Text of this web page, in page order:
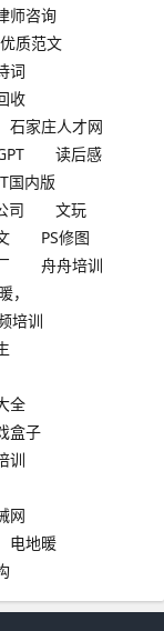
师咨询
优质范文
词
收
石家庄人才网
读后感
国内版
司
文玩
PS修图
舟舟培训
，
培训
全
盒子
训
网
电地暖